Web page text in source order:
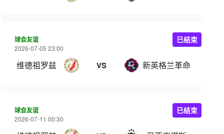
球会友谊
2026-07-05 23:00
维德祖罗兹 VS 新英格兰革命
已结束
球会友谊
2026-07-11 00:30
已结束